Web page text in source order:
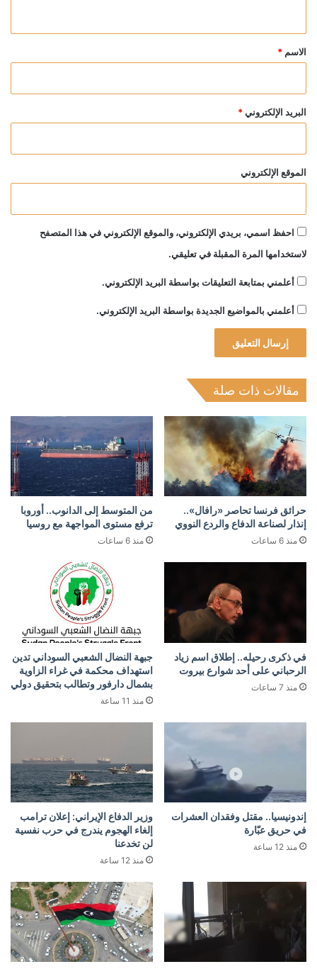
*
الاسم *
البريد الإلكتروني *
الموقع الإلكتروني
احفظ اسمي، بريدي الإلكتروني، والموقع الإلكتروني في هذا المتصفح
لاستخدامها المرة المقبلة في تعليقي.
أعلمني بمتابعة التعليقات بواسطة البريد الإلكتروني.
أعلمني بالمواضيع الجديدة بواسطة البريد الإلكتروني.
مقالات ذات صلة
حرائق فرنسا تحاصر «رافال»..
إنذار لصناعة الدفاع والردع النووي
منذ 6 ساعات
من المتوسط إلى الدانوب.. أوروبا
ترفع مستوى المواجهة مع روسيا
منذ 6 ساعات
في ذكرى رحيله.. إطلاق اسم زياد
الرحباني على أحد شوارع بيروت
منذ 7 ساعات
جبهة النضال الشعبي السوداني تدين
استهداف محكمة في غراء الزاوية
بشمال دارفور وتطالب بتحقيق دولي
منذ 11 ساعة
إندونيسيا.. مقتل وفقدان العشرات
في حريق عبّارة
منذ 12 ساعة
وزير الدفاع الإيراني: إعلان ترامب
إلغاء الهجوم يندرج في حرب نفسية
لن تخدعنا
منذ 12 ساعة